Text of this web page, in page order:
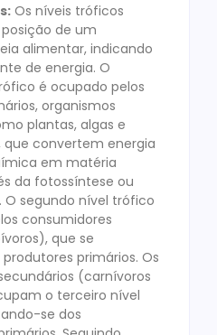
Os níveis tróficos
de um
alimentar, indicando
de energia. O
é ocupado pelos
organismos
plantas, algas e
que convertem energia
em matéria
da fotossíntese ou
O segundo nível trófico
consumidores
que se
primários. Os
(carnívoros
o terceiro nível
se dos